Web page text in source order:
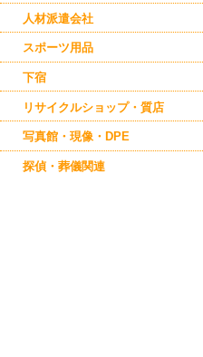
人材派遣会社
スポーツ用品
下宿
リサイクルショップ・質店
写真館・現像・DPE
探偵・葬儀関連